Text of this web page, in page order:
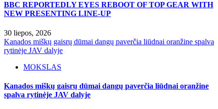
BBC REPORTEDLY EYES REBOOT OF TOP GEAR WITH
NEW PRESENTING LINE-UP
30 liepos, 2026
Kanados miškų gaisrų dūmai dangų paverčia liūdnai oranžine spalva
rytinėje JAV dalyje
MOKSLAS
Kanados miškų gaisrų dūmai dangų paverčia liūdnai oranžine
spalva rytinėje JAV dalyje